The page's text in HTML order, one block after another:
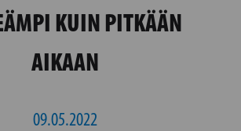
KUIN PITKÄÄN
AIKAAN
09.05.2022